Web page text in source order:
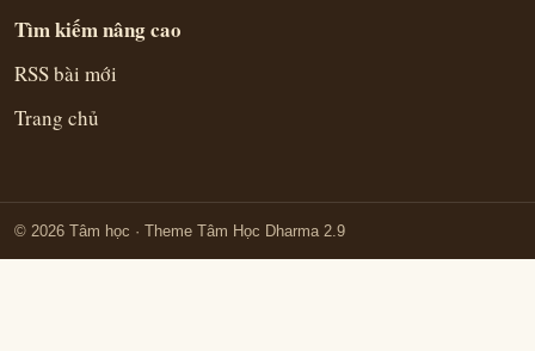
Tìm kiếm nâng cao
RSS bài mới
Trang chủ
© 2026 Tâm học · Theme Tâm Học Dharma 2.9